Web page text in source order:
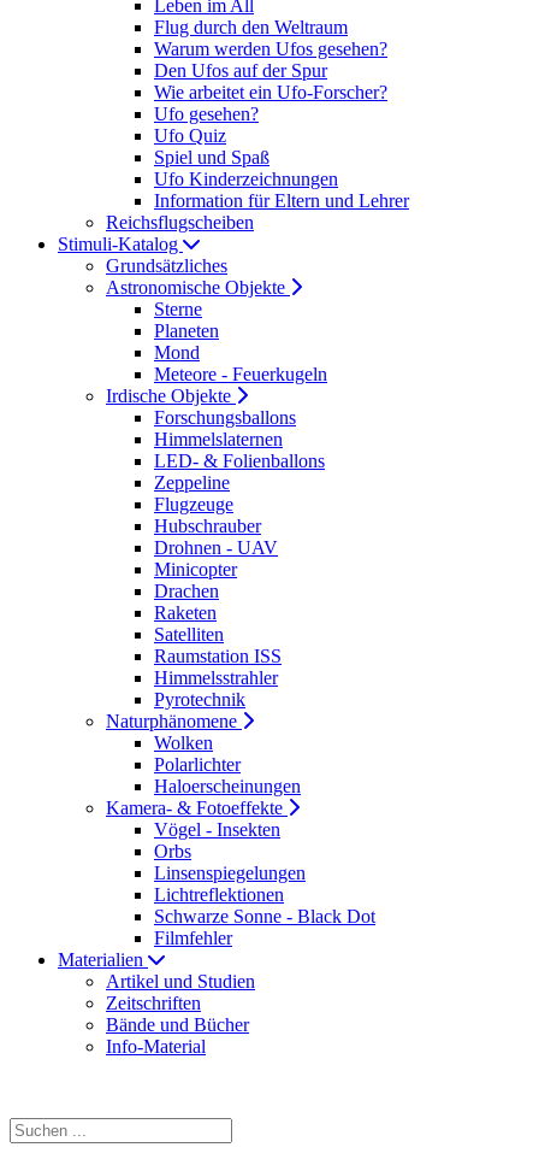
Leben im All
Flug durch den Weltraum
Warum werden Ufos gesehen?
Den Ufos auf der Spur
Wie arbeitet ein Ufo-Forscher?
Ufo gesehen?
Ufo Quiz
Spiel und Spaß
Ufo Kinderzeichnungen
Information für Eltern und Lehrer
Reichsflugscheiben
Stimuli-Katalog
Grundsätzliches
Astronomische Objekte
Sterne
Planeten
Mond
Meteore - Feuerkugeln
Irdische Objekte
Forschungsballons
Himmelslaternen
LED- & Folienballons
Zeppeline
Flugzeuge
Hubschrauber
Drohnen - UAV
Minicopter
Drachen
Raketen
Satelliten
Raumstation ISS
Himmelsstrahler
Pyrotechnik
Naturphänomene
Wolken
Polarlichter
Haloerscheinungen
Kamera- & Fotoeffekte
Vögel - Insekten
Orbs
Linsenspiegelungen
Lichtreflektionen
Schwarze Sonne - Black Dot
Filmfehler
Materialien
Artikel und Studien
Zeitschriften
Bände und Bücher
Info-Material